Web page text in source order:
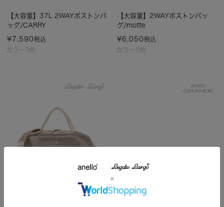
カラー3色
【大容量】37L 2WAYボストンバ
ッグ/CARRY
¥ 7,590税込
カラー5色
【大容量】2WAYボストンバッ
グ/motte
¥6,050税込